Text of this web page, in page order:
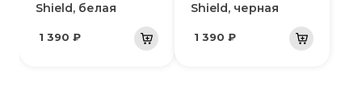
Shield, белая
1 390 ₽
Shield, черная
1 390 ₽